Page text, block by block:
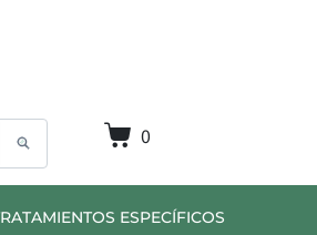
0
ESPECÍFICOS